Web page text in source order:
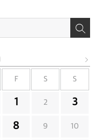
F S S
1 2 3
8 9 10